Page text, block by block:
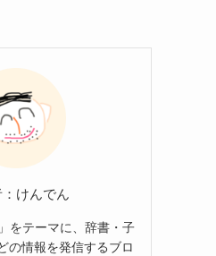
けんでん
をテーマに、辞書・子
の情報を発信するブロ